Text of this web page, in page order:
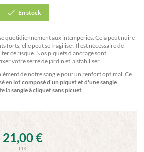
quotidiennement aux intempéries. Cela peut nuire
forts, elle peut se fragiliser. Il est nécessaire de
ce risque. Nos piquets d’ancrage sont
votre serre de jardin et la stabiliser.
de notre sangle pour un renfort optimal. Ce
en lot composé d'un piquet et d'une sangle
lasangle à cliquet sans piquet
En stock
21,00 €
TTC